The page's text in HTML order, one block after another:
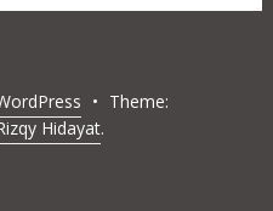
• Theme:
Hidayat.